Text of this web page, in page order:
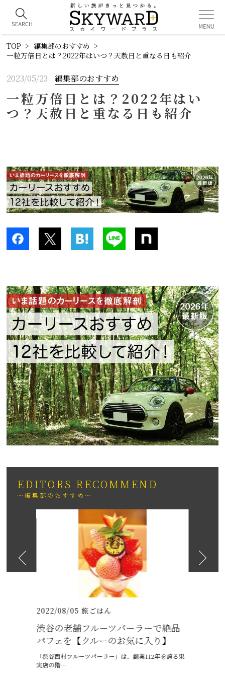
TOP
編集部のおすすめ
一粒万倍日とは？2022年はいつ？天赦日と重なる日も紹介
2023/05/23 編集部のおすすめ
一粒万倍日とは？2022年はい
つ？天赦日と重なる日も紹介
EDITORS RECOMMEND
～編集部のおすすめ～
2026
紹介
2022/08/05 旅ごはん
渋谷の老舗フルーツパーラーで絶品
パフェを【クルーのお気に入り】
「渋谷西村フルーツパーラー」は、創業112年を誇る果
実店の階…